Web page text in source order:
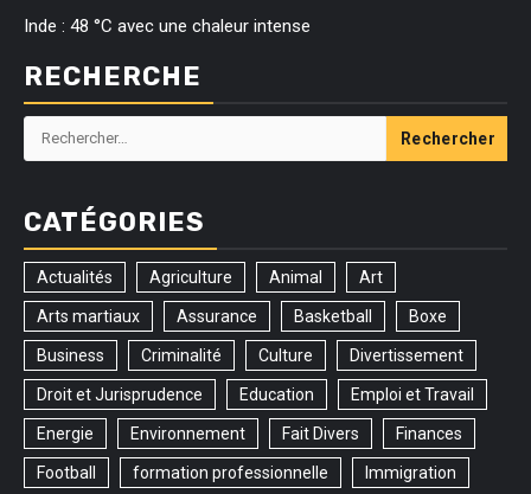
Inde : 48 °C avec une chaleur intense
RECHERCHE
Rechercher :
CATÉGORIES
Actualités Agriculture Animal Art
Arts martiaux Assurance Basketball Boxe
Business Criminalité Culture Divertissement
Droit et Jurisprudence Education Emploi et Travail
Energie Environnement Fait Divers Finances
Football formation professionnelle Immigration